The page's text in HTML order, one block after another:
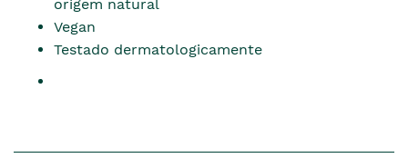
origem natural
Vegan
Testado dermatologicamente